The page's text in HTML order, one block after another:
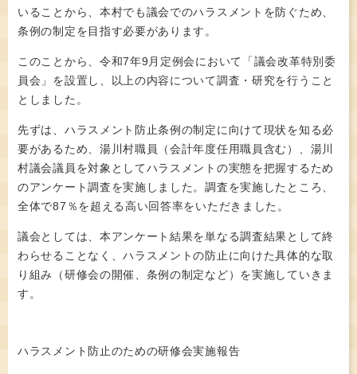
いることから、本村でも議会でのハラスメントを防ぐため、
条例の制定を目指す必要があります。
このことから、令和7年9月定例会において「議会改革特別委
員会」を設置し、以上の内容について調査・研究を行うこと
としました。
先ずは、ハラスメント防止条例の制定に向けて現状を知る必
要があるため、湯川村職員（会計年度任用職員含む）、湯川
村議会議員を対象としてハラスメントの実態を把握するため
のアンケート調査を実施しました。調査を実施したところ、
全体で87％を超える高い回答率をいただきました。
議会としては、本アンケート結果を単なる調査結果として終
わらせることなく、ハラスメントの防止に向けた具体的な取
り組み（研修会の開催、条例の制定など）を実施していきま
す。
ハラスメント防止のための研修会実施報告